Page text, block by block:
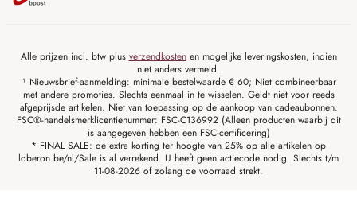
Alle prijzen incl. btw plus verzendkostenen mogelijke leveringskosten, indien
niet anders vermeld.
¹ Nieuwsbrief-aanmelding: minimale bestelwaarde € 60; Niet combineerbaar
met andere promoties. Slechts eenmaal in te wisselen. Geldt niet voor reeds
afgeprijsde artikelen. Niet van toepassing op de aankoop van cadeaubonnen.
FSC®-handelsmerklicentienummer: FSC-C136992 (Alleen producten waarbij dit
is aangegeven hebben een FSC-certificering)
* FINAL SALE: de extra korting ter hoogte van 25% op alle artikelen op
loberon.be/nl/Sale is al verrekend. U heeft geen actiecode nodig. Slechts t/m
11-08-2026 of zolang de voorraad strekt.